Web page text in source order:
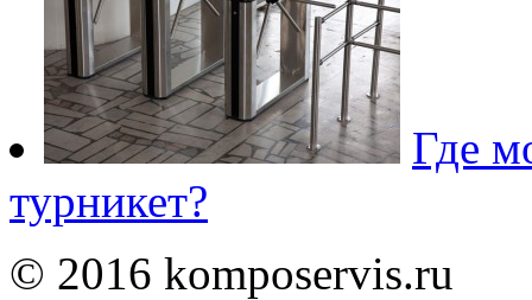
Где
турникет?
© 2016 komposervis.ru